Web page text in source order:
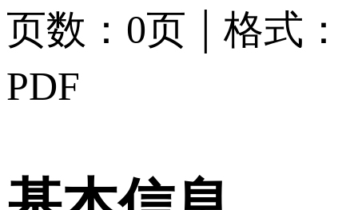
页数：0页 | 格式：
PDF